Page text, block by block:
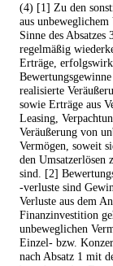
(4) [1] Zu den
aus
Sinne des Absatzes
regelmäßig
Erträge,
realisierte
sowie Erträge aus
Leasing,
Veräußerung von
Vermögen, soweit
den Umsatzerlösen
sind. [2]
-verluste sind
Verluste aus dem
Finanzinvestition
unbeweglichen
Einzel- bzw.
nach Absatz 1 mit